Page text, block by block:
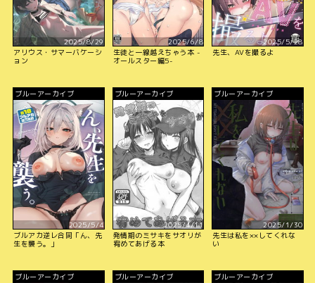
2025/8/29
アリウス・サマーバケーシ
ョン
2025/6/8
生徒と一線越えちゃう本 -
オールスター編5-
2025/5/28
先生、AVを撮るよ
ブルーアーカイブ
2025/5/4
ブルアカ逆レ合同「ん、先
生を襲う。」
ブルーアーカイブ
2025/4/11
発情期のミサキをサオリが
宥めてあげる本
ブルーアーカイブ
2025/1/30
先生は私を××してくれな
い
ブルーアーカイブ ブルーアーカイブ ブルーアーカイブ